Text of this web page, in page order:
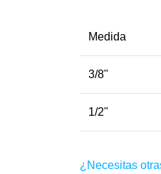
Medida
3/8"
1/2"
¿Necesitas